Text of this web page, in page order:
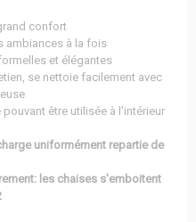
confort
ambiances à la fois
et élégantes
se nettoie facilement avec
être utilisée à l'intérieur
uniformément repartie de
les chaises s'emboitent